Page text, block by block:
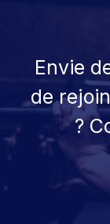
Envie
de
?